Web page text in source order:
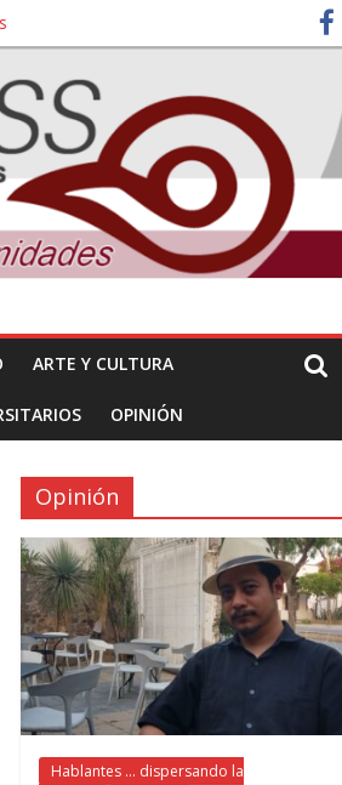
daños de Pemex
ARTE Y CULTURA
OPINIÓN
Opinión
Hablantes ... dispersando la